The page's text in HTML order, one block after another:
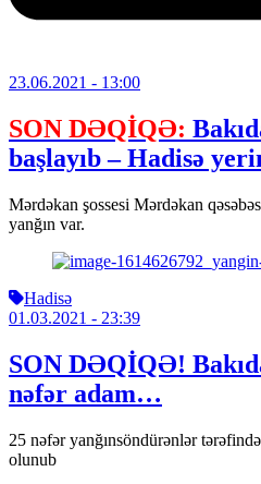
23.06.2021 - 13:00
SON DƏQİQƏ:
başlayıb – Hadisə
Mərdəkan şossesi Mərdəkan
yanğın var.
Hadisə
01.03.2021 - 23:39
SON DƏQİQƏ!
nəfər adam…
25 nəfər yanğınsöndürənlər
olunub